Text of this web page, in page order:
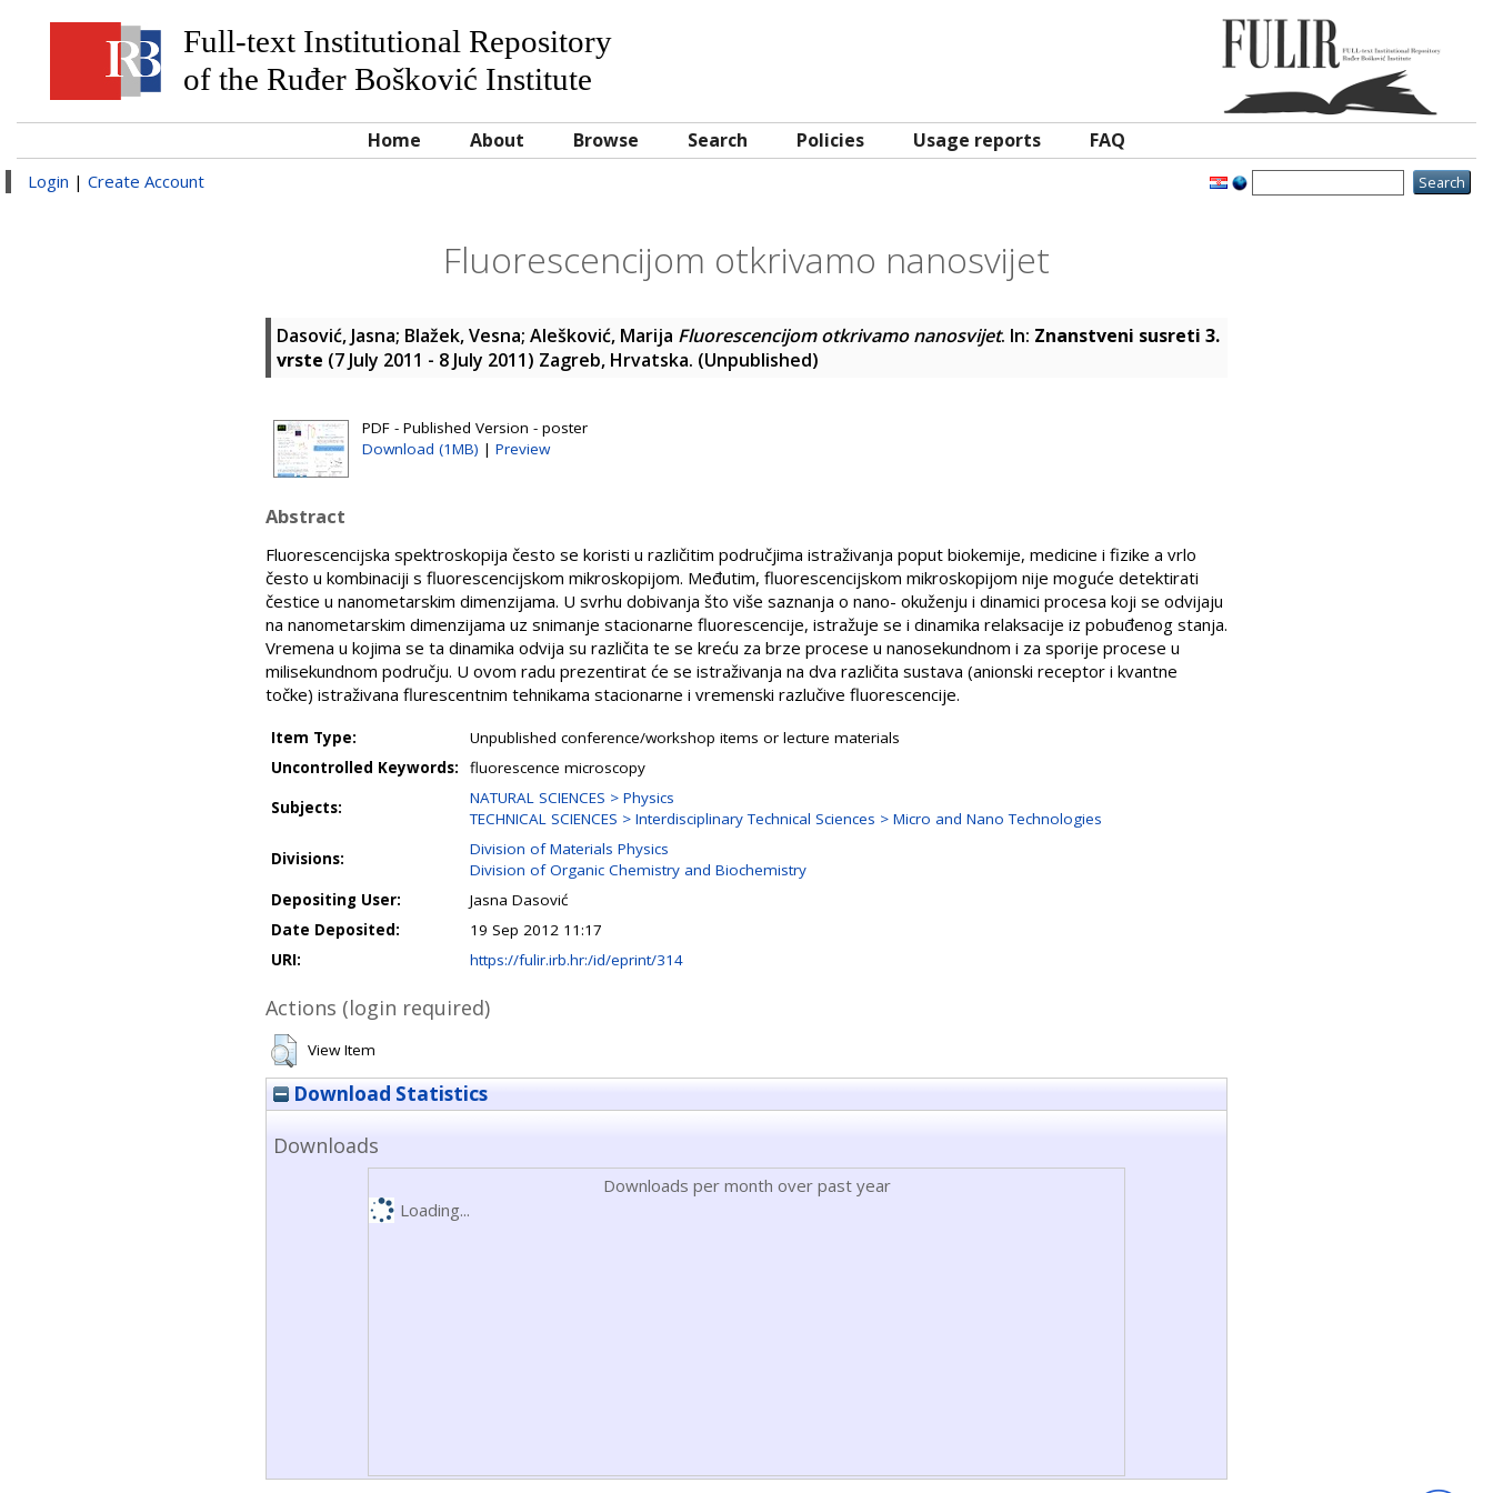
Full-text Institutional Repository
of the Ruđer Bošković Institute
Home About Browse Search Policies Usage reports FAQ
Login | Create Account
Fluorescencijom otkrivamo nanosvijet
Dasović, Jasna; Blažek, Vesna; Alešković, Marija Fluorescencijom otkrivamo nanosvijet. In: Znanstveni susreti 3.
vrste (7 July 2011 - 8 July 2011) Zagreb, Hrvatska. (Unpublished)
PDF - Published Version - poster
Download (1MB) | Preview
Abstract
Fluorescencijska spektroskopija često se koristi u različitim područjima istraživanja poput biokemije, medicine i fizike a vrlo
često u kombinaciji s fluorescencijskom mikroskopijom. Međutim, fluorescencijskom mikroskopijom nije moguće detektirati
čestice u nanometarskim dimenzijama. U svrhu dobivanja što više saznanja o nano- okuženju i dinamici procesa koji se odvijaju
na nanometarskim dimenzijama uz snimanje stacionarne fluorescencije, istražuje se i dinamika relaksacije iz pobuđenog stanja.
Vremena u kojima se ta dinamika odvija su različita te se kreću za brze procese u nanosekundnom i za sporije procese u
milisekundnom području. U ovom radu prezentirat će se istraživanja na dva različita sustava (anionski receptor i kvantne
točke) istraživana flurescentnim tehnikama stacionarne i vremenski razlučive fluorescencije.
Item Type:
Unpublished conference/workshop items or lecture materials
Uncontrolled Keywords:
fluorescence microscopy
Subjects:
NATURAL SCIENCES > Physics
TECHNICAL SCIENCES > Interdisciplinary Technical Sciences > Micro and Nano Technologies
Divisions:
Division of Materials Physics
Division of Organic Chemistry and Biochemistry
Depositing User:
Jasna Dasović
Date Deposited:
19 Sep 2012 11:17
URI:
https://fulir.irb.hr:/id/eprint/314
Actions (login required)
View Item
Download Statistics
Downloads
Downloads per month over past year
Loading...